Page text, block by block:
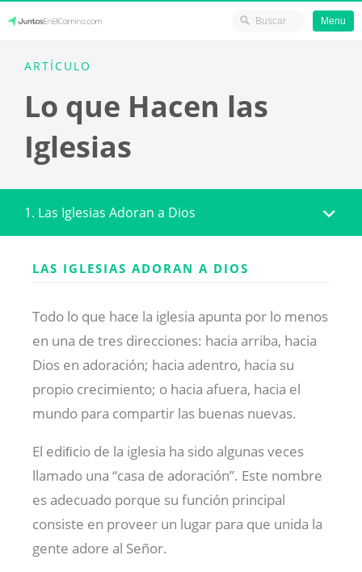
content
JuntosEnElCamino.com
Menu
ARTÍCULO
Lo que Hacen las
Iglesias
1. Las Iglesias Adoran a Dios
LAS IGLESIAS ADORAN A DIOS
Todo lo que hace la iglesia apunta por lo menos
en una de tres direcciones: hacia arriba, hacia
Dios en adoración; hacia adentro, hacia su
propio crecimiento; o hacia afuera, hacia el
mundo para compartir las buenas nuevas.
El ediﬁcio de la iglesia ha sido algunas veces
llamado una “casa de adoración”. Este nombre
es adecuado porque su función principal
consiste en proveer un lugar para que unida la
gente adore al Señor.